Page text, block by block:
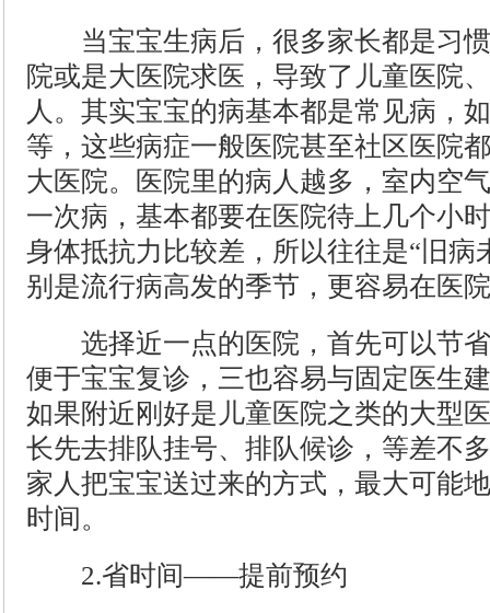
当宝宝生病后，很多家长都是习惯
院或是大医院求医，导致了儿童医院
人。其实宝宝的病基本都是常见病，
等，这些病症一般医院甚至社区医院
大医院。医院里的病人越多，室内空
一次病，基本都要在医院待上几个小
身体抵抗力比较差，所以往往是“旧病
别是流行病高发的季节，更容易在医
选择近一点的医院，首先可以节省
便于宝宝复诊，三也容易与固定医生
如果附近刚好是儿童医院之类的大型
长先去排队挂号、排队候诊，等差不
家人把宝宝送过来的方式，最大可能
时间。
2.省时间——提前预约